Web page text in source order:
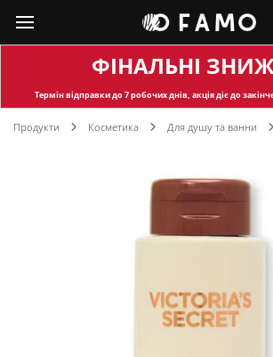
ФІНАЛЬНІ
Термін відправкидо 7 робочих днів, акція діє до
Продукти Косметика Для душу та ванни